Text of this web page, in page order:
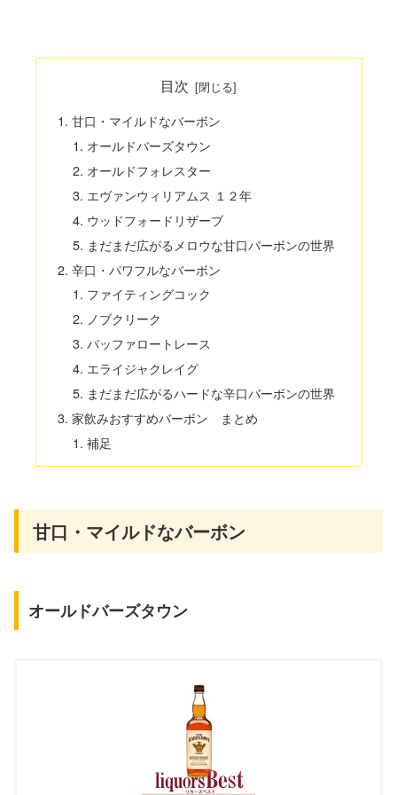
目次
甘口・マイルドなバーボン
オールドバーズタウン
オールドフォレスター
エヴァンウィリアムス １２年
ウッドフォードリザーブ
まだまだ広がるメロウな甘口バーボンの世界
辛口・パワフルなバーボン
ファイティングコック
ノブクリーク
バッファロートレース
エライジャクレイグ
まだまだ広がるハードな辛口バーボンの世界
家飲みおすすめバーボン まとめ
補足
甘口・マイルドなバーボン
オールドバーズタウン